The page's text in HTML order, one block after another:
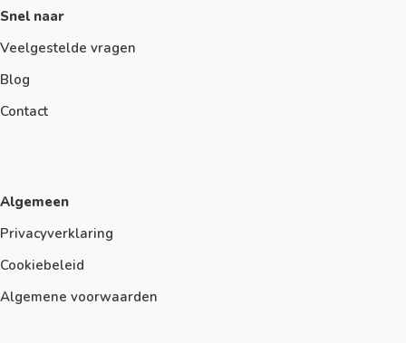
Snel naar
Veelgestelde vragen
Blog
Contact
Algemeen
Privacyverklaring
Cookiebeleid
Algemene voorwaarden